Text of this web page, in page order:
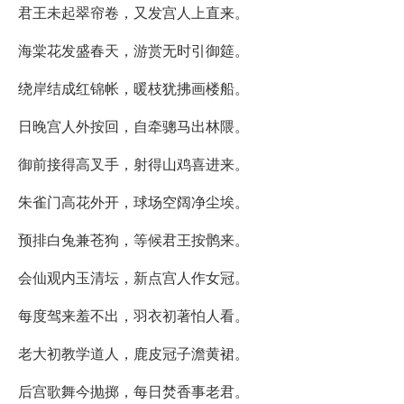
君王未起翠帘卷，又发宫人上直来。
海棠花发盛春天，游赏无时引御筵。
绕岸结成红锦帐，暖枝犹拂画楼船。
日晚宫人外按回，自牵骢马出林隈。
御前接得高叉手，射得山鸡喜进来。
朱雀门高花外开，球场空阔净尘埃。
预排白兔兼苍狗，等候君王按鹘来。
会仙观内玉清坛，新点宫人作女冠。
每度驾来羞不出，羽衣初著怕人看。
老大初教学道人，鹿皮冠子澹黄裙。
后宫歌舞今抛掷，每日焚香事老君。